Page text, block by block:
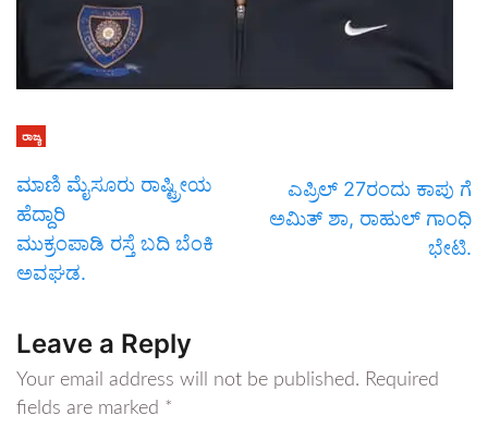
ರಾಜ್ಯ
ಮಾಣಿ ಮೈಸೂರು ರಾಷ್ಟ್ರೀಯ
ಹೆದ್ದಾರಿ
ಮುಕ್ರಂಪಾಡಿ ರಸ್ತೆ ಬದಿ ಬೆಂಕಿ
ಅವಘಡ.
ಎಪ್ರಿಲ್ 27ರಂದು ಕಾಪು ಗೆ
ಅಮಿತ್ ಶಾ, ರಾಹುಲ್ ಗಾಂಧಿ
ಭೇಟಿ.
Leave a Reply
Your email address will not be published. Required
fields are marked *